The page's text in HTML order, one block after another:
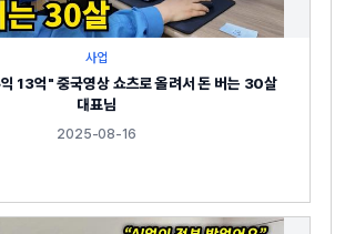
사업
13억" 중국영상 쇼츠로 올려서 돈 버는 30살
대표님
2025-08-16